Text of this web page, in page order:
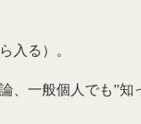
入る）。
、一般個人でも”知